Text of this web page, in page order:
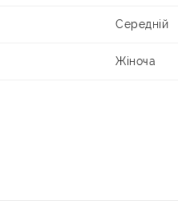
Середній
Жіноча